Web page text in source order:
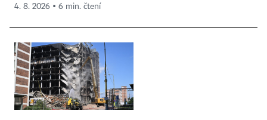
4. 8. 2026 ▪ 6 min. čtení